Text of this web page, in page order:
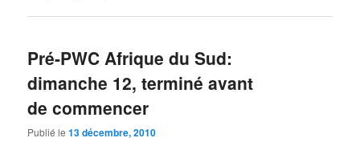
Pré-PWC Afrique du Sud:
dimanche 12, terminé avant
de commencer
Publié le13 décembre, 2010